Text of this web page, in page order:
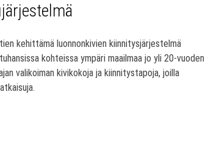
kehittämä luonnonkivien kiinnitysjärjestelmä
kohteissa ympäri maailmaa jo yli 20-vuoden
valikoiman kivikokoja ja kiinnitystapoja, joilla